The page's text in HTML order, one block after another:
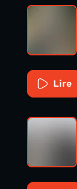
Lire